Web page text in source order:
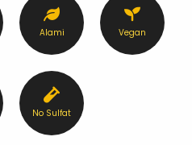
Produksi
Alami Vegan
No Sulfat